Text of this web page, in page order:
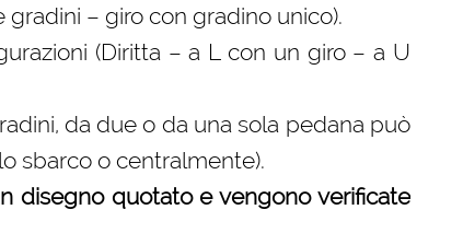
– giro con gradino unico).
(Diritta – a L con un giro – a U
da due o da una sola pedana può
sbarco o centralmente).
disegno quotato e vengono verificate